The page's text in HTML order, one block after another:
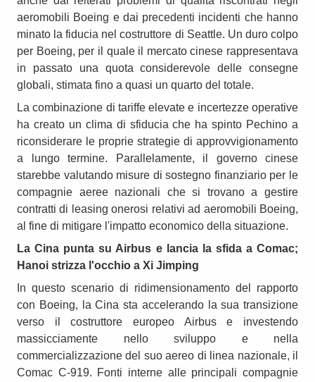
aeromobili Boeing e dai precedenti incidenti che hanno
minato la fiducia nel costruttore di Seattle. Un duro colpo
per Boeing, per il quale il mercato cinese rappresentava
in passato una quota considerevole delle consegne
globali, stimata fino a quasi un quarto del totale.
La combinazione di tariffe elevate e incertezze operative
ha creato un clima di sfiducia che ha spinto Pechino a
riconsiderare le proprie strategie di approvvigionamento
a lungo termine. Parallelamente, il governo cinese
starebbe valutando misure di sostegno finanziario per le
compagnie aeree nazionali che si trovano a gestire
contratti di leasing onerosi relativi ad aeromobili Boeing,
al fine di mitigare l'impatto economico della situazione.
La Cina punta su Airbus e lancia la sfida a Comac;
Hanoi strizza l'occhio a Xi Jimping
In questo scenario di ridimensionamento del rapporto
con Boeing, la Cina sta accelerando la sua transizione
verso il costruttore europeo Airbus e investendo
massicciamente nello sviluppo e nella
commercializzazione del suo aereo di linea nazionale, il
Comac C-919. Fonti interne alle principali compagnie